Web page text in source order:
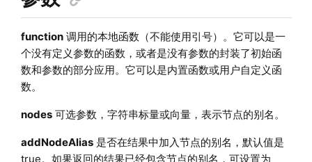
function调用的本地函数（不能使用引号）。它可以是一
个没有定义参数的函数，或者是没有参数的封装了初始函
数和参数的部分应用。它可以是内置函数或用户自定义函
数。
nodes可选参数，字符串标量或向量，表示节点的别名。
addNodeAlias是否在结果中加入节点的别名，默认值是
true。如果返回的结果已经包含节点的别名，可设置为